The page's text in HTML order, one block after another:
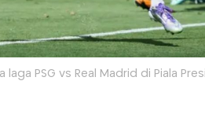
laga PSG vs Real Madrid di Piala